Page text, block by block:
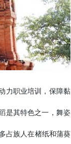
力职业培训，保障黏
是其特色之一，舞姿
占族人在楮纸和蒲葵